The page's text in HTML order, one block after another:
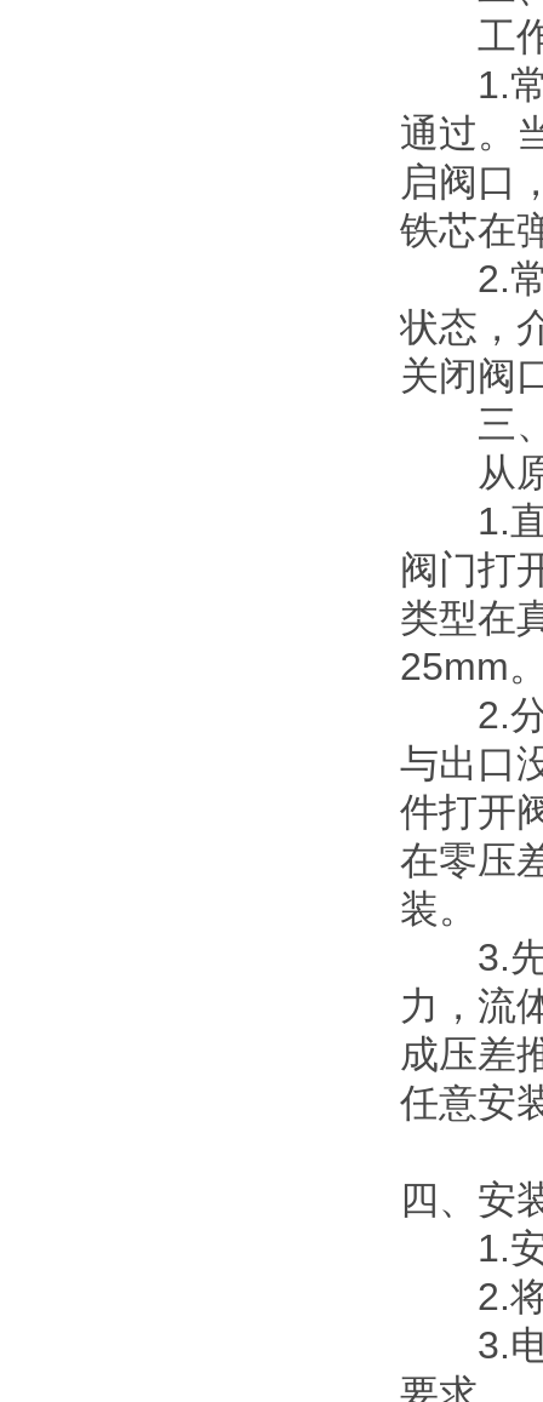
工作
1.常
通过。
启阀口
铁芯在
2.常
状态，
关闭阀
三、
从原
1.直
阀门打
类型在
25mm
2.分
与出口
件打开
在零压
装。
3.先
力，流
成压差
任意安
四、安
1.安
2.将
3.电